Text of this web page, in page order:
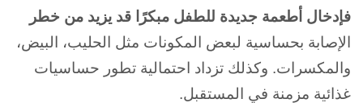
فإدخال أطعمة جديدة للطفل مبكرًا
قد يزيد من خطر
الإصابة بحساسية لبعض المكونات مثل الحليب، البيض،
والمكسرات. وكذلك تزداد احتمالية تطور حساسيات
غذائية مزمنة في المستقبل.